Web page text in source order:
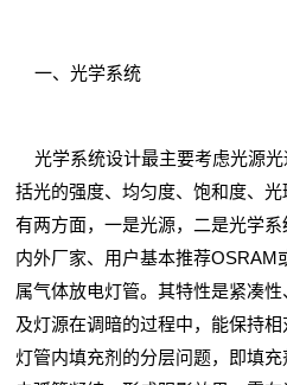
一、光学系统
光学系统设计最主要考虑光源
括光的强度、均匀度、饱和度、
有两方面，一是光源，二是光学
内外厂家、用户基本推荐OSRAM
属气体放电灯管。其特性是紧凑
及灯源在调暗的过程中，能保持
灯管内填充剂的分层问题，即填